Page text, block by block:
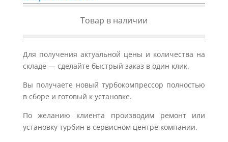
Товар в наличии
Для получения актуальной цены и количества на
складе — сделайте быстрый заказ в один клик.
Вы получаете новый турбокомпрессор полностью
в сборе и готовый к установке.
По желанию клиента производим ремонт или
установку турбин в сервисном центре компании.